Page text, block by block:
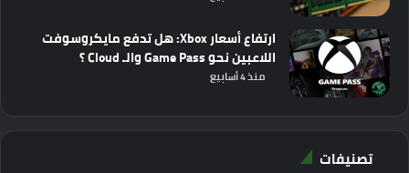
ارتفاع أسعار Xbox: هل تدفع مايكروسوفت
اللاعبين نحو Game Pass والـ Cloud ؟
منذ 4 أسابيع
تصنيفات